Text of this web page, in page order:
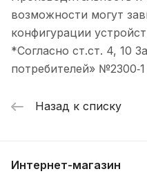
возможности могут
конфигурации
*Согласно ст.ст. 4, 10
потребителей» №2300‑1
Назад к списку
Интернет-магазин